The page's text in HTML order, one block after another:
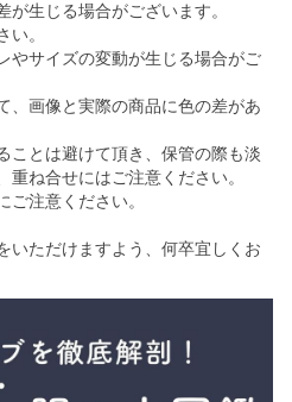
が生じる場合がございます。
い。
やサイズの変動が生じる場合がご
、画像と実際の商品に色の差があ
ことは避けて頂き、保管の際も淡
ね合せにはご注意ください。
注意ください。
いただけますよう、何卒宜しくお